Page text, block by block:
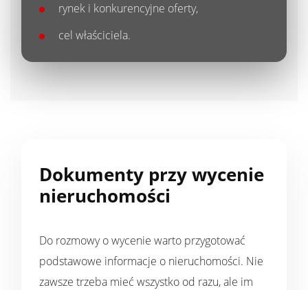
rynek i konkurencyjne oferty,
cel właściciela.
Dokumenty przy wycenie
nieruchomości
Do rozmowy o wycenie warto przygotować
podstawowe informacje o nieruchomości. Nie
zawsze trzeba mieć wszystko od razu, ale im